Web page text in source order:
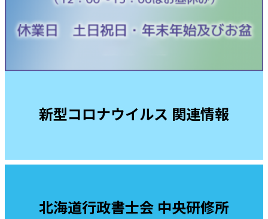
新型コロナウイルス 関連情報
北海道行政書士会 中央研修所